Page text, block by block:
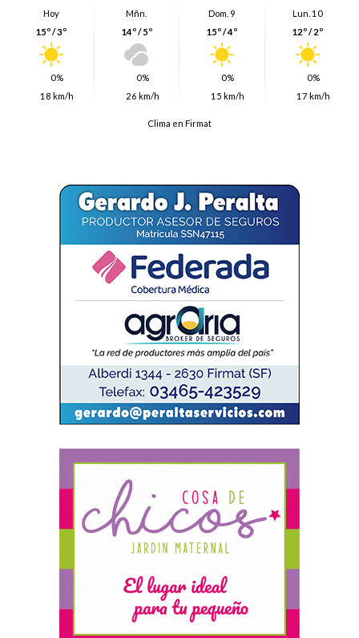
Hoy
15º / 3º
0%
18 km/h
Mñn.
14º / 5º
0%
26 km/h
Dom. 9
15º / 4º
0%
15 km/h
Lun. 10
12º / 2º
0%
17 km/h
Clima en Firmat